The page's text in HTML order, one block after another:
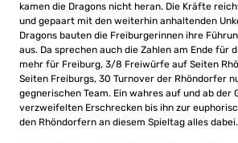
kamen die Dragons nicht heran. Die Kräfte
und gepaart mit den weiterhin anhaltenden
Dragons bauten die Freiburgerinnen ihre
aus. Da sprechen auch die Zahlen am Ende für
mehr für Freiburg, 3/8 Freiwürfe auf Seiten
Seiten Freiburgs, 30 Turnover der Rhöndorfer
gegnerischen Team. Ein wahres auf und ab der
verzweifelten Erschrecken bis ihn zur
den Rhöndorfern an diesem Spieltag alles dabei.